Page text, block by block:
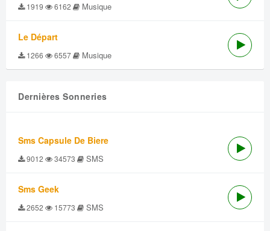
1919 6162 Musique
Le Départ
1266 6557 Musique
Dernières Sonneries
Sms Capsule De Biere
9012 34573 SMS
Sms Geek
2652 15773 SMS